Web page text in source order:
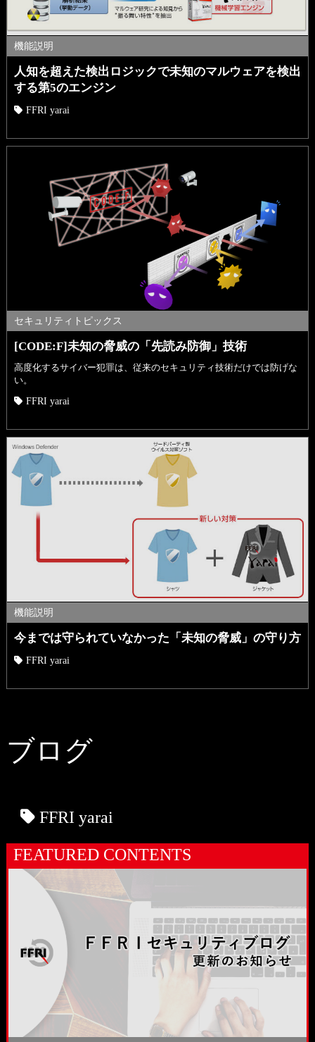
機能説明
人知を超えた検出ロジックで未知のマルウェアを検出
する第5のエンジン
FFRI yarai
セキュリティトピックス
[CODE:F]未知の脅威の「先読み防御」技術
高度化するサイバー犯罪は、従来のセキュリティ技術だけでは防げな
い。
FFRI yarai
機能説明
今までは守られていなかった「未知の脅威」の守り方
FFRI yarai
ブログ
FFRI yarai
FEATURED CONTENTS